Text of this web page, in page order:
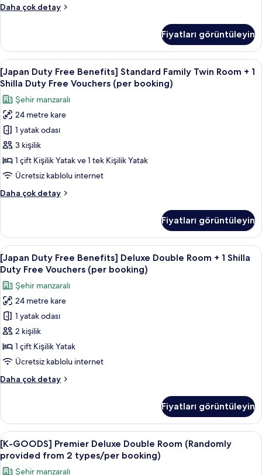
detay
Duty
(per
booking)
için
tüm
fotoğrafları
görün
Daha çok detay
[Japan
Standard
Hollywood
Double
+
Shilla
Duty
Free
Vouchers
(per
hakkında
daha
detay
Fiyatları görüntüleyin
[Japan
Duty
Free
Benefits]
Standard
Family
Twin
Room
+
Shilla
Vouchers
(per
booking)
için
tüm
fotoğrafları
görün
Kaliteli yatak takımı, kuştüyü yorgan,
7
[Japan Duty Free Benefits] Standard Family Twin Room + 1
Shilla Duty Free Vouchers (per booking)
Şehir manzaralı
24 metre kare
1 yatak odası
3 kişilik
1 çift Kişilik Yatak ve 1 tek Kişilik Yatak
Ücretsiz kablolu internet
Daha çok detay
[Japan
Standard
Family
Twin
Room
Shilla
Duty
Free
Vouchers
booking)
hakkında
fazla
Fiyatları görüntüleyin
[Japan
Duty
Free
Benefits]
Deluxe
Double
Room
+
1
Duty
(per
booking)
için
tüm
Kaliteli yatak takımı, kuştüyü yorgan,
7
[Japan Duty Free Benefits] Deluxe Double Room + 1 Shilla
Duty Free Vouchers (per booking)
Şehir manzaralı
24 metre kare
1 yatak odası
2 kişilik
1 çift Kişilik Yatak
Ücretsiz kablolu internet
Daha çok detay
[Japan
Deluxe
Double
Room
+
1
Fiyatları görüntüleyin
[K-
GOODS]
Premier
Kaliteli yatak takımı, kuştüyü yorgan,
8
[K-GOODS] Premier Deluxe Double Room (Randomly
provided from 2 types/per booking)
Şehir manzaralı